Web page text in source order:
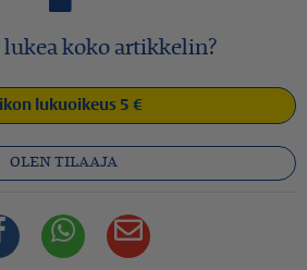
koko artikkelin?
lukuoikeus 5 €
OLEN TILAAJA
FacebookWhatsappSähköposti